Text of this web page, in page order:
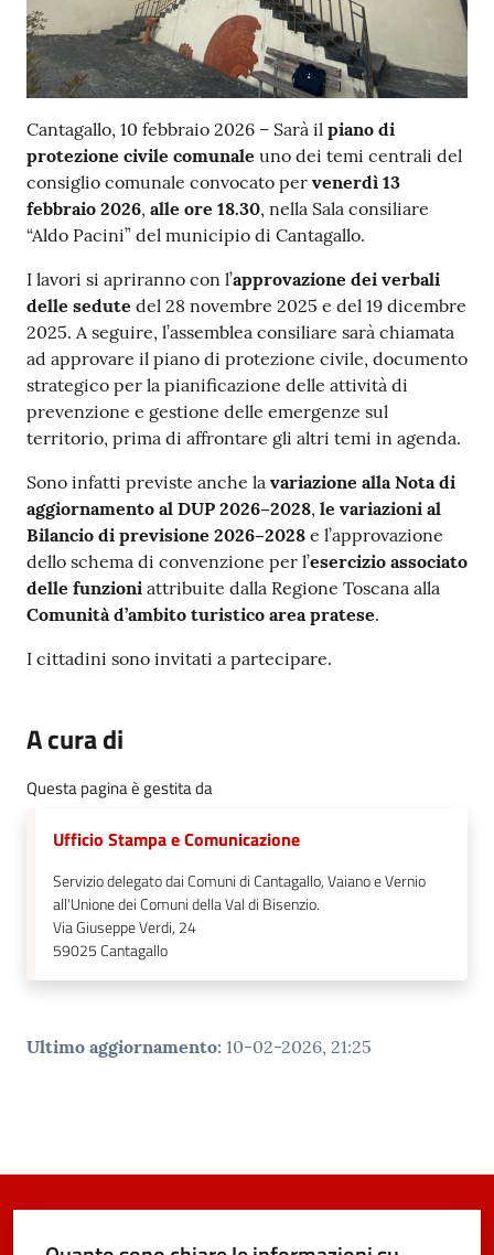
Contenuto
Cantagallo, 10 febbraio 2026 – Sarà il piano di
protezione civile comunale uno dei temi centrali del
consiglio comunale convocato per venerdì 13
febbraio 2026, alle ore 18.30, nella Sala consiliare
“Aldo Pacini” del municipio di Cantagallo.
I lavori si apriranno con l’approvazione dei verbali
delle sedute del 28 novembre 2025 e del 19 dicembre
2025. A seguire, l’assemblea consiliare sarà chiamata
ad approvare il piano di protezione civile, documento
strategico per la pianificazione delle attività di
prevenzione e gestione delle emergenze sul
territorio, prima di affrontare gli altri temi in agenda.
Sono infatti previste anche la variazione alla Nota di
aggiornamento al DUP 2026–2028, le variazioni al
Bilancio di previsione 2026–2028 e l’approvazione
dello schema di convenzione per l’esercizio associato
delle funzioni attribuite dalla Regione Toscana alla
Comunità d’ambito turistico area pratese.
I cittadini sono invitati a partecipare.
A cura di
Questa pagina è gestita da
Ufficio Stampa e Comunicazione
Servizio delegato dai Comuni di Cantagallo, Vaiano e Vernio
all'Unione dei Comuni della Val di Bisenzio.
Via Giuseppe Verdi, 24
59025Cantagallo
Ultimo aggiornamento: 10-02-2026, 21:25